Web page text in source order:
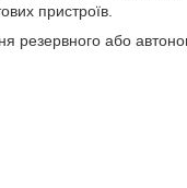
пристроїв.
резервного або